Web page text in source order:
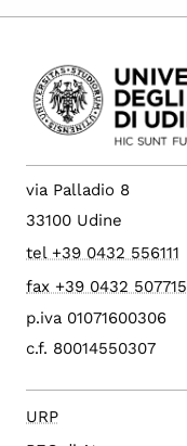
via Palladio 8
33100 Udine
tel +39 0432 556111
fax +39 0432 507715
p.iva 01071600306
c.f. 80014550307
URP